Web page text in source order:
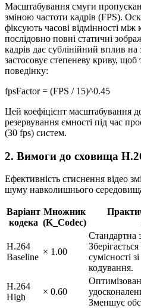
Масштабування смуги
зміною частоти кадрів (FPS).
фіксують часові відмінності
послідовно повні статичні
кадрів дає сублінійний вплив
застосовує степеневу криву,
поведінку:
fpsFactor = (FPS / 15)^0.45
Цей коефіцієнт масштабування
резервування ємності під час
(30 fps) систем.
2. Вимоги до сховища
Ефективність стиснення відео
шуму навколишнього середовища
Варіант
кодека
Множник
(K_Codec)
H.264
Baseline
× 1.00
Стандартна
сумісності
кодування.
H.264
High
× 0.60
Зменшує